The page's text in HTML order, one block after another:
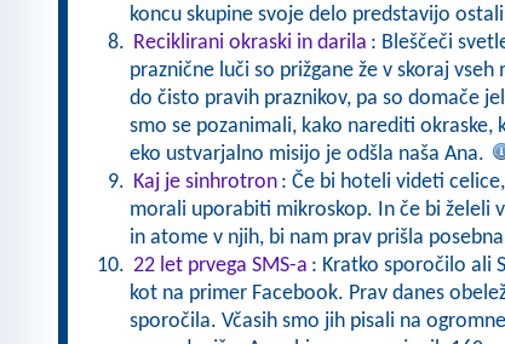
koncu skupine svoje delo predstavijo
Reciklirani okraski in darila : Bleščeči
praznične luči so prižgane že v skoraj
do čisto pravih praznikov, pa so domače
smo se pozanimali, kako narediti
eko ustvarjalno misijo je odšla naša Ana.
Kaj je sinhrotron : Če bi hoteli videti
morali uporabiti mikroskop. In če bi želeli
in atome v njih, bi nam prav prišla
22 let prvega SMS-a : Kratko sporočilo ali
kot na primer Facebook. Prav danes
sporočila. Včasih smo jih pisali na